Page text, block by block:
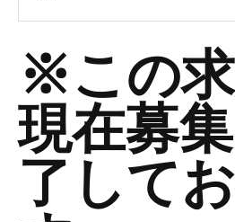
※この
現在募
了して